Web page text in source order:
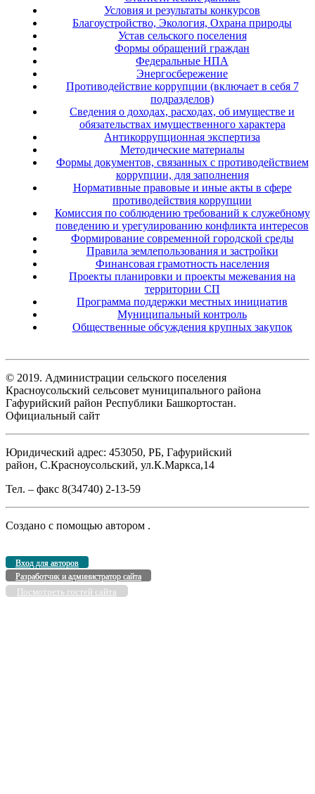
Условия и результаты конкурсов
Благоустройство, Экология, Охрана природы
Устав сельского поселения
Формы обращений граждан
Федеральные НПА
Энергосбережение
Противодействие коррупции (включает в себя 7
подразделов)
Сведения о доходах, расходах, об имуществе и
обязательствах имущественного характера
Антикоррупционная экспертиза
Методические материалы
Формы документов, связанных с противодействием
коррупции, для заполнения
Нормативные правовые и иные акты в сфере
противодействия коррупции
Комиссия по соблюдению требований к служебному
поведению и урегулированию конфликта интересов
Формирование современной городской среды
Правила землепользования и застройки
Финансовая грамотность населения
Проекты планировки и проекты межевания на
территории СП
Программа поддержки местных инициатив
Муниципальный контроль
Общественные обсуждения крупных закупок
© 2019. Администрации сельского поселения
Красноусольский сельсовет муниципального района
Гафурийский район Республики Башкортостан.
Официальный сайт
Юридический адрес: 453050, РБ, Гафурийский
район, С.Красноусольский, ул.К.Маркса,14
Тел. – факс 8(34740) 2-13-59
Создано с помощью автором .
Вход для авторов
Разработчик и администратор сайта
Посмотреть гостей сайта